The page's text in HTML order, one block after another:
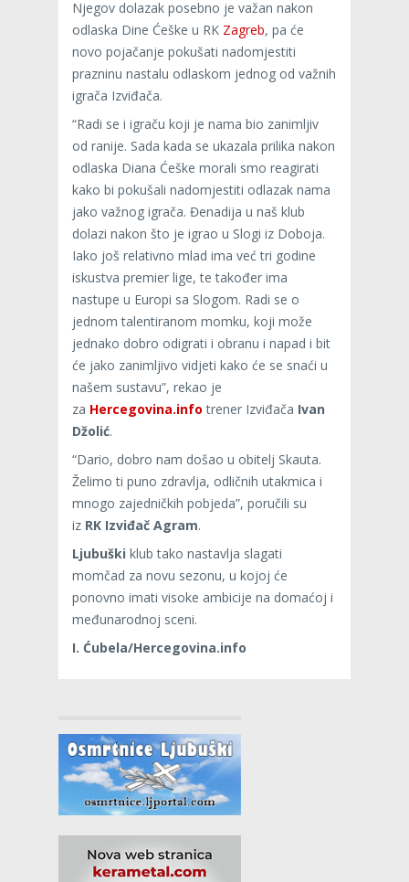
Njegov dolazak posebno je važan nakon
odlaska Dine Ćeške u RK Zagreb, pa će
novo pojačanje pokušati nadomjestiti
prazninu nastalu odlaskom jednog od važnih
igrača Izviđača.
“Radi se i igraču koji je nama bio zanimljiv
od ranije. Sada kada se ukazala prilika nakon
odlaska Diana Ćeške morali smo reagirati
kako bi pokušali nadomjestiti odlazak nama
jako važnog igrača. Đenadija u naš klub
dolazi nakon što je igrao u Slogi iz Doboja.
Iako još relativno mlad ima već tri godine
iskustva premier lige, te također ima
nastupe u Europi sa Slogom. Radi se o
jednom talentiranom momku, koji može
jednako dobro odigrati i obranu i napad i bit
će jako zanimljivo vidjeti kako će se snaći u
našem sustavu”, rekao je
za Hercegovina.info trener Izviđača Ivan
Džolić.
“Dario, dobro nam došao u obitelj Skauta.
Želimo ti puno zdravlja, odličnih utakmica i
mnogo zajedničkih pobjeda”, poručili su
iz RK Izviđač Agram.
Ljubuški klub tako nastavlja slagati
momčad za novu sezonu, u kojoj će
ponovno imati visoke ambicije na domaćoj i
međunarodnoj sceni.
I. Ćubela/Hercegovina.info